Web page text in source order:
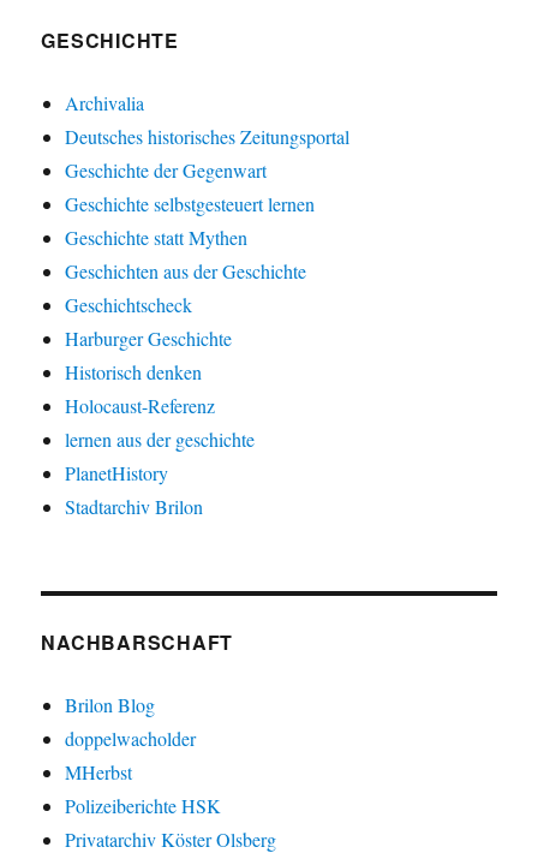
GESCHICHTE
Archivalia
Deutsches historisches Zeitungsportal
Geschichte der Gegenwart
Geschichte selbstgesteuert lernen
Geschichte statt Mythen
Geschichten aus der Geschichte
Geschichtscheck
Harburger Geschichte
Historisch denken
Holocaust-Referenz
lernen aus der geschichte
PlanetHistory
Stadtarchiv Brilon
NACHBARSCHAFT
Brilon Blog
doppelwacholder
MHerbst
Polizeiberichte HSK
Privatarchiv Köster Olsberg